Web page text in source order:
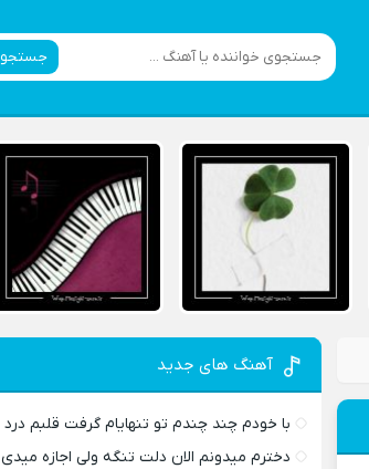
جستجو
آهنگ های جدید
با خودم چند چندم تو تنهایام گرفت قلبم درد
دخترم میدونم الان دلت تنگه ولی اجازه میدی